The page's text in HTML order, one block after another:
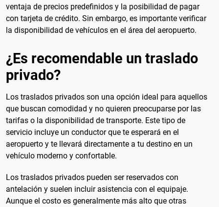
ventaja de precios predefinidos y la posibilidad de pagar
con tarjeta de crédito. Sin embargo, es importante verificar
la disponibilidad de vehículos en el área del aeropuerto.
¿Es recomendable un traslado
privado?
Los traslados privados son una opción ideal para aquellos
que buscan comodidad y no quieren preocuparse por las
tarifas o la disponibilidad de transporte. Este tipo de
servicio incluye un conductor que te esperará en el
aeropuerto y te llevará directamente a tu destino en un
vehículo moderno y confortable.
Los traslados privados pueden ser reservados con
antelación y suelen incluir asistencia con el equipaje.
Aunque el costo es generalmente más alto que otras